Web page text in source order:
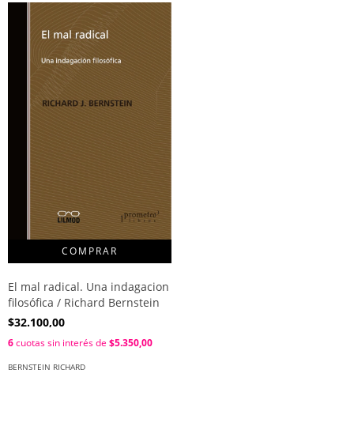
El mal radical. Una indagacion
filosófica / Richard Bernstein
$32.100,00
6cuotas sin interés de $5.350,00
BERNSTEIN RICHARD